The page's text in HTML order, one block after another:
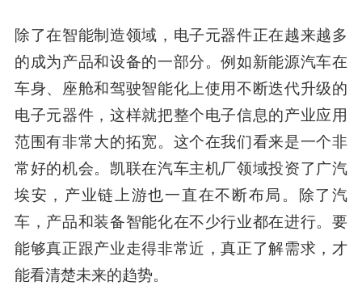
除了在智能制造领域，电子元器件正在越来越多
的成为产品和设备的一部分。例如新能源汽车在
车身、座舱和驾驶智能化上使用不断迭代升级的
电子元器件，这样就把整个电子信息的产业应用
范围有非常大的拓宽。这个在我们看来是一个非
常好的机会。凯联在汽车主机厂领域投资了广汽
埃安，产业链上游也一直在不断布局。除了汽
车，产品和装备智能化在不少行业都在进行。要
能够真正跟产业走得非常近，真正了解需求，才
能看清楚未来的趋势。